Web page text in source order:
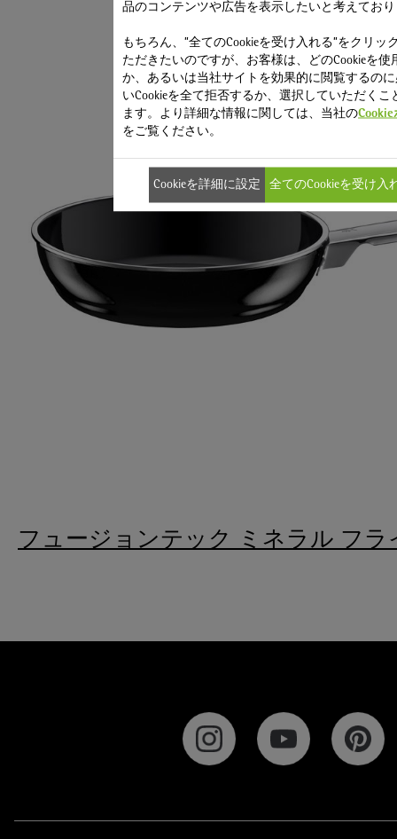
フュージョンテック ミネラル フラ
品のコンテンツや広告を表示したいと考えてお
もちろん、”全てのCookieを受け入れる”をクリッ
ただきたいのですが、お客様は、どのCookieを使
か、あるいは当社サイトを効果的に閲覧するの
いCookieを全て拒否するか、選択していただくこ
ます。より詳細な情報に関しては、当社の
をご覧ください。
Cookieを詳細に設定 全てのCookieを受け入